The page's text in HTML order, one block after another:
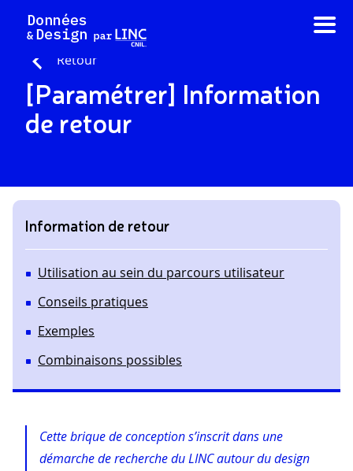
contenu
Retour
[Paramétrer] Information
de retour
Information de retour
Utilisation au sein du parcours utilisateur
Conseils pratiques
Exemples
Combinaisons possibles
Cette brique de conception s’inscrit dans une
démarche de recherche du LINC autour du design